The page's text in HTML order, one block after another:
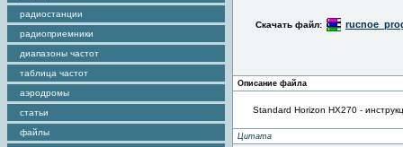
радиостанции
радиоприемники
диапазоны частот
таблица частот
аэродромы
статьи
файлы
Скачать файл:
Описание файла
Standard Horizon HX270 -
Цитата